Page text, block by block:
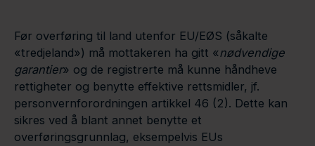
Før overføring til land utenfor EU/EØS (såkalte
«tredjeland») må mottakeren ha gitt «nødvendige
garantier» og de registrerte må kunne håndheve
rettigheter og benytte effektive rettsmidler, jf.
personvernforordningen artikkel 46 (2). Dette kan
sikres ved å blant annet benytte et
overføringsgrunnlag, eksempelvis EUs